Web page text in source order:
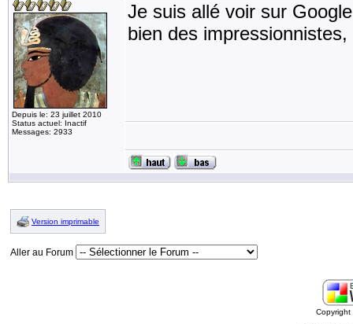
Depuis le: 23 juillet 2010
Status actuel: Inactif
Messages: 2933
Je suis allé voir sur
bien des
Version imprimable
Aller au Forum